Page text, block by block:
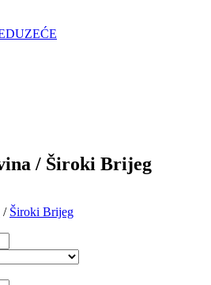
/ Široki Brijeg
/ Široki Brijeg